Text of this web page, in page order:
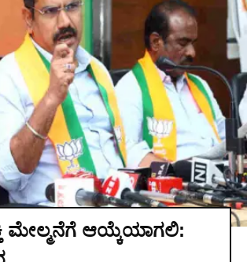
ಮೇಲ್ಮನೆಗೆ ಆಯ್ಕೆಯಾಗಲಿ: